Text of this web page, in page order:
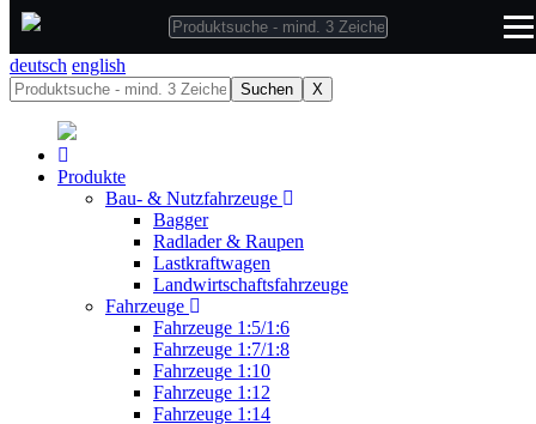
deutsch english
Suchen X
Produkte
Bau- & Nutzfahrzeuge
Bagger
Radlader & Raupen
Lastkraftwagen
Landwirtschaftsfahrzeuge
Fahrzeuge
Fahrzeuge 1:5/1:6
Fahrzeuge 1:7/1:8
Fahrzeuge 1:10
Fahrzeuge 1:12
Fahrzeuge 1:14